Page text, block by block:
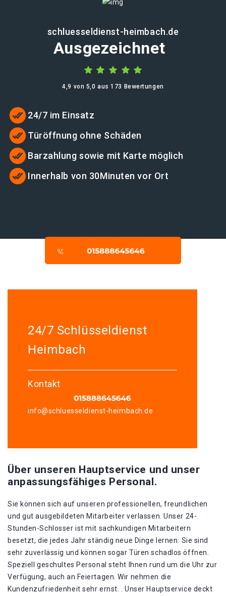
schluesseldienst-heimbach.de
Ausgezeichnet
4,9 von 5,0 aus 173 Bewertungen
24/7 im Einsatz
Türöffnung ohne Schäden
Barzahlung sowie mit Karte möglich
Innerhalb von 30Minuten vor Ort
24/7 Schlüsseldienst
Heimbach
Kontakt
info@schluesseldienst-heimbach.de
Über unseren Hauptservice und unser
anpassungsfähiges Personal.
Sie können sich auf unseren professionellen, freundlichen
und gut ausgebildeten Mitarbeiter verlassen. Unser 24-
Stunden-Schlosser ist mit sachkundigen Mitarbeitern
besetzt, die jedes Jahr ständig neue Dinge lernen. Sie sind
sehr zuverlässig und können sogar Türen schadlos öffnen.
Speziell geschultes Personal steht Ihnen rund um die Uhr zur
Verfügung, auch an Feiertagen. Wir nehmen die
Kundenzufriedenheit sehr ernst. . Unser Hauptservice deckt